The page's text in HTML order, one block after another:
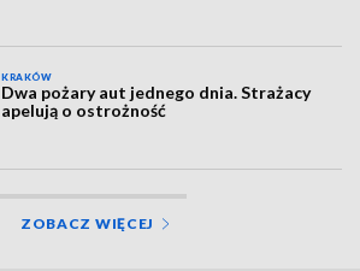
KRAKÓW
Dwa pożary aut jednego dnia. Strażacy
apelują o ostrożność
ZOBACZ WIĘCEJ